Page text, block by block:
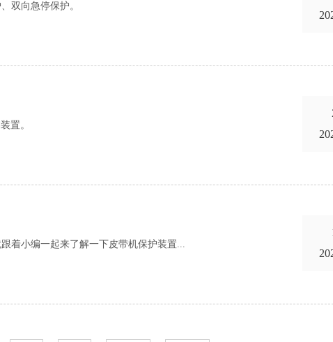
双向急停保护。
置。
着小编一起来了解一下皮带机保护装置...